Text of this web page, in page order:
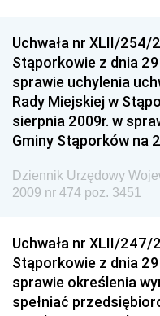
Dziennik Urzędowy
Dziennik Urzędowy
Budownictwa
Dziennik Urzędowy
Żeglugi Śródlądowej
Dziennik Urzędowy
Dziennik Urzędowy
Dziennik Urzędowy
Dziennik Urzędowy
Dziennik Urzędowy
Uchwała nr XLII/254/
Stąporkowie z dnia
sprawie uchylenia
Rady Miejskiej w
sierpnia 2009r. w
Gminy Stąporków na
Dziennik Urzędowy
2009 nr 474 poz. 3451
Uchwała nr XLII/247/
Stąporkowie z dnia
sprawie określenia
spełniać